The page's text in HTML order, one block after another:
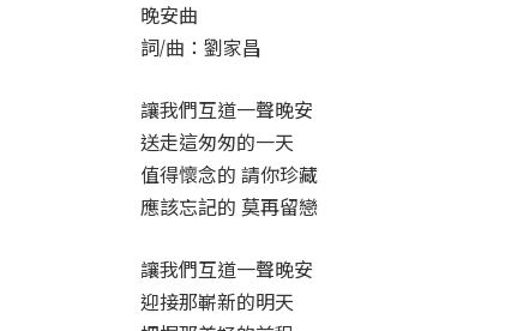
晚安曲
詞/曲：劉家昌
讓我們互道一聲晚安
送走這匆匆的一天
值得懷念的 請你珍藏
應該忘記的 莫再留戀
讓我們互道一聲晚安
迎接那嶄新的明天